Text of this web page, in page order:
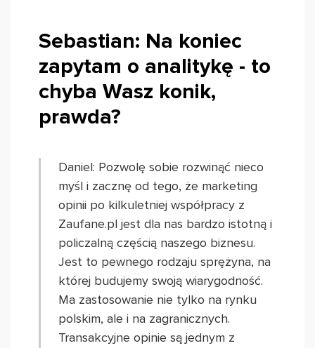
Sebastian: Na koniec
zapytam o analitykę - to
chyba Wasz konik,
prawda?
Daniel: Pozwolę sobie rozwinąć nieco
myśl i zacznę od tego, że marketing
opinii po kilkuletniej współpracy z
Zaufane.pl jest dla nas bardzo istotną i
policzalną częścią naszego biznesu.
Jest to pewnego rodzaju sprężyna, na
której budujemy swoją wiarygodność.
Ma zastosowanie nie tylko na rynku
polskim, ale i na zagranicznych.
Transakcyjne opinie są jednym z